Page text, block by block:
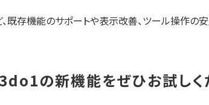
既存機能のサポートや表示改善、ツール操作の
3do1の新機能をぜひお試しく